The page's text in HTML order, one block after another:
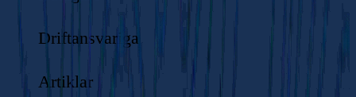
Driftansvariga
Artiklar